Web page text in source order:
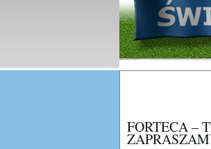
FORTECA –